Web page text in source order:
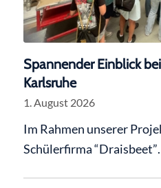
Spannender Einblick
Karlsruhe
1. August 2026
Im Rahmen unserer
Schülerfirma